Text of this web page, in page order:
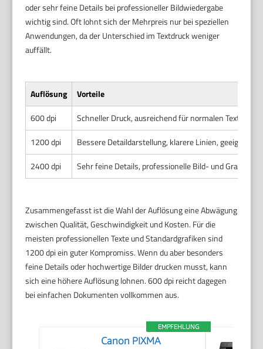
oder sehr feine Details bei professioneller Bildwiedergabe
wichtig sind. Oft lohnt sich der Mehrpreis nur bei speziellen
Anwendungen, da der Unterschied im Textdruck weniger
auffällt.
Auflösung
Vorteile
600 dpi
Schneller Druck, ausreichend für normalen Text,
1200 dpi
Bessere Detaildarstellung, klarere Linien, geeignet
2400 dpi
Sehr feine Details, professionelle Bild- und
Zusammengefasst ist die Wahl der Auflösung eine Abwägung
zwischen Qualität, Geschwindigkeit und Kosten. Für die
meisten professionellen Texte und Standardgrafiken sind
1200 dpi ein guter Kompromiss. Wenn du aber besonders
feine Details oder hochwertige Bilder drucken musst, kann
sich eine höhere Auflösung lohnen. 600 dpi reicht dagegen
bei einfachen Dokumenten vollkommen aus.
EMPFEHLUNG
Canon PIXMA